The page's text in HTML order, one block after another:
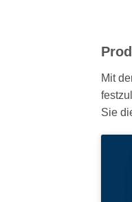
Mit
Sie